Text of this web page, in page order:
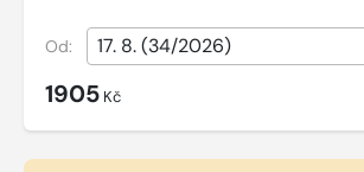
Od:
1905 Kč